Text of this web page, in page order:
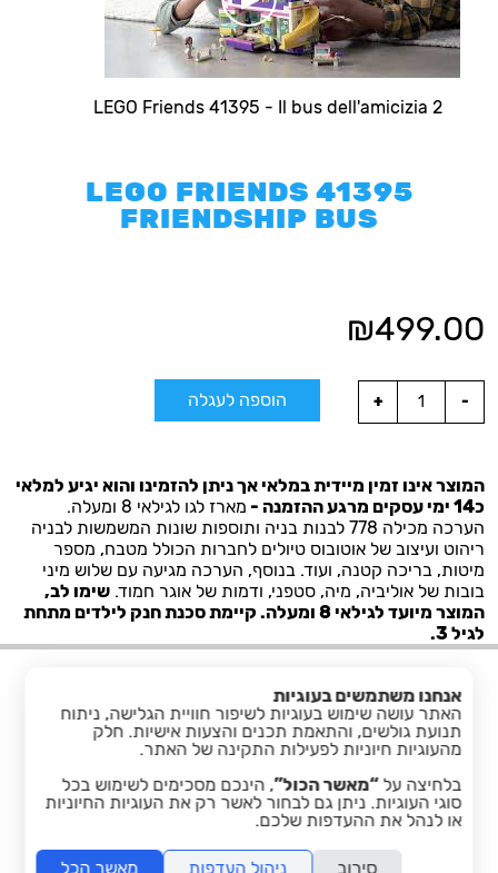
LEGO Friends 41395 - Il bus dell'amicizia 2
LEGO FRIENDS 41395
FRIENDSHIP BUS
₪499.00
הוספה לעגלה
המוצר אינו זמין מיידית במלאי אך ניתן להזמינו והוא יגיע למלאי
כ14 ימי עסקים מרגע ההזמנה -
מארז לגו לגילאי 8 ומעלה.
הערכה מכילה 778 לבנות בניה ותוספות שונות המשמשות לבניה
ריהוט ועיצוב של אוטובוס טיולים לחברות הכולל מטבח, מספר
מיטות, בריכה קטנה, ועוד. בנוסף, הערכה מגיעה עם שלוש מיני
בובות של אוליביה, מיה, סטפני, ודמות של אוגר חמוד. שימו לב,
המוצר מיועד לגילאי 8 ומעלה. קיימת סכנת חנק לילדים מתחת
לגיל 3.
facebook
אנחנו משתמשים בעוגיות
האתר עושה שימוש בעוגיות לשיפור חוויית הגלישה, ניתוח
תנועת גולשים, והתאמת תכנים והצעות אישיות. חלק
מהעוגיות חיוניות לפעילות התקינה של האתר.
בלחיצה על“מאשר הכול”, הינכם מסכימים לשימוש בכל
סוגי העוגיות. ניתן גם לבחור לאשר רק את העוגיות החיוניות
או לנהל את ההעדפות שלכם.
סירוב ניהול העדפות מאשר הכל